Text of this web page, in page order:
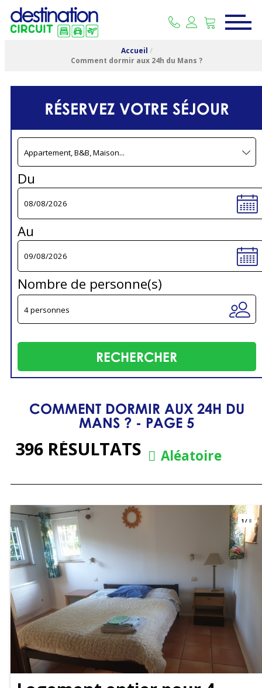
Accueil /
Comment dormir aux 24h du Mans ?
RÉSERVEZ VOTRE SÉJOUR
Du
Au
Nombre de personne(s)
COMMENT DORMIR AUX 24H DU
MANS ? - PAGE 5
396 RÉSULTATS Aléatoire
1/8